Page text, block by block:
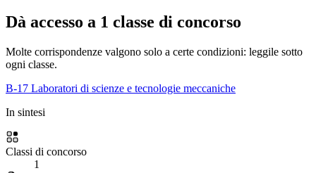
Dà accesso a 1 classe di concorso
Molte corrispondenze valgono solo a certe condizioni: leggile sotto
ogni classe.
B-17 Laboratori di scienze e tecnologie meccaniche
In sintesi
Classi di concorso
1